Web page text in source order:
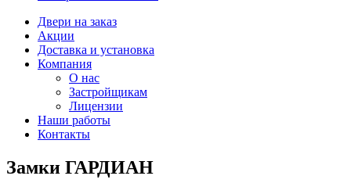
Двери на заказ
Акции
Доставка и установка
Компания
О нас
Застройщикам
Лицензии
Наши работы
Контакты
Замки ГАРДИАН